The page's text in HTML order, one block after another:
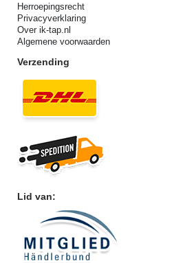
Herroepingsrecht
Privacyverklaring
Over ik-tap.nl
Algemene voorwaarden
Verzending
Lid van: